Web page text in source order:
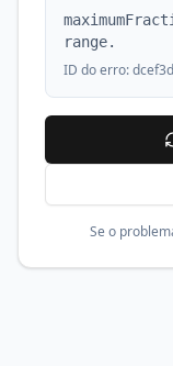
range.
ID do erro:
Se o